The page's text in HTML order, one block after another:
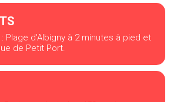
Plage d'Albigny à 2 minutes à pied et
de Petit Port.